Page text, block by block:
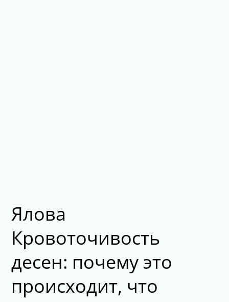
Ялова
Кровоточивость
десен: почему это
происходит, что